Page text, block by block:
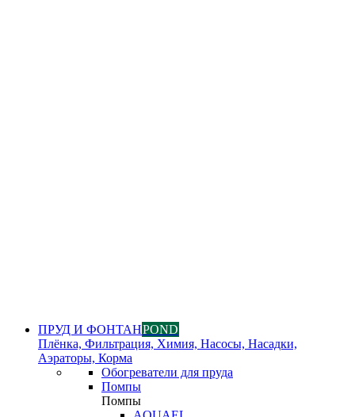
ПРУД И ФОНТАНPOND
Плёнка, Фильтрация, Химия, Насосы, Насадки,
Аэраторы, Корма
Обогреватели для пруда
Помпы
Помпы